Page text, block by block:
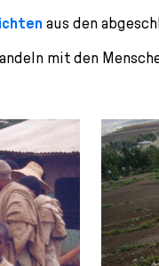
aus den
mit den